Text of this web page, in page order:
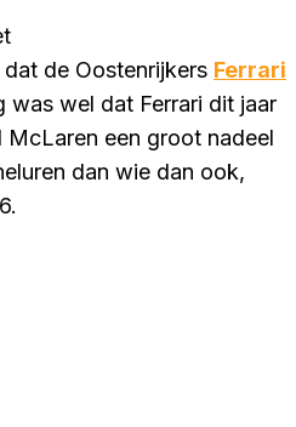
de Oostenrijkers Ferrari
was wel dat Ferrari dit jaar
een groot nadeel
dan wie dan ook,